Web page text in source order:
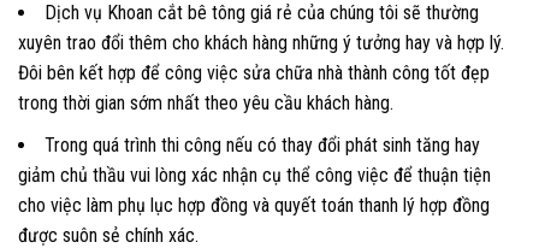
Dịch vụ Khoan cắt bê tông giá rẻ của chúng tôi sẽ thường
xuyên trao đổi thêm cho khách hàng những ý tưởng hay và hợp lý.
Đôi bên kết hợp để công việc sửa chữa nhà thành công tốt đẹp
trong thời gian sớm nhất theo yêu cầu khách hàng.
Trong quá trình thi công nếu có thay đổi phát sinh tăng hay
giảm chủ thầu vui lòng xác nhận cụ thể công việc để thuận tiện
cho việc làm phụ lục hợp đồng và quyết toán thanh lý hợp đồng
được suôn sẻ chính xác.